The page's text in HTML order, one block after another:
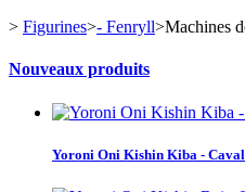
> Figurines>- Fenryll>Machines
Nouveaux produits
Yoroni Oni Kishin Kiba -